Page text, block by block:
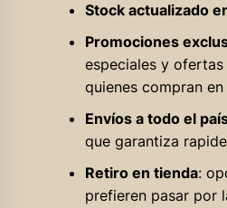
Stock actualizado
Promociones
especiales y
quienes compran
Envíos a todo el
que garantiza
Retiro en tienda:
prefieren pasar por